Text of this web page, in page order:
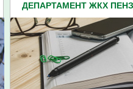
ДЕПАРТАМЕНТ ЖКХ